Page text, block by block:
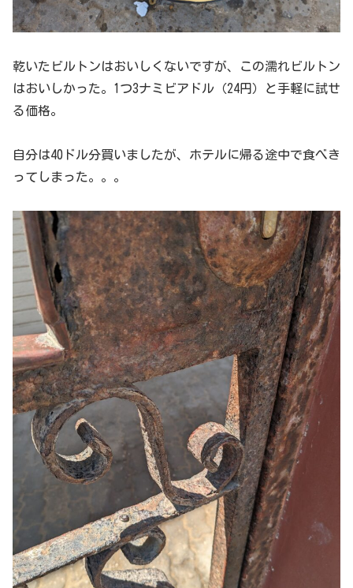
乾いたビルトンはおいしくないですが、この濡れビルトン
はおいしかった。1つ3ナミビアドル（24円）と手軽に試せ
る価格。
自分は40ドル分買いましたが、ホテルに帰る途中で食べき
ってしまった。。。